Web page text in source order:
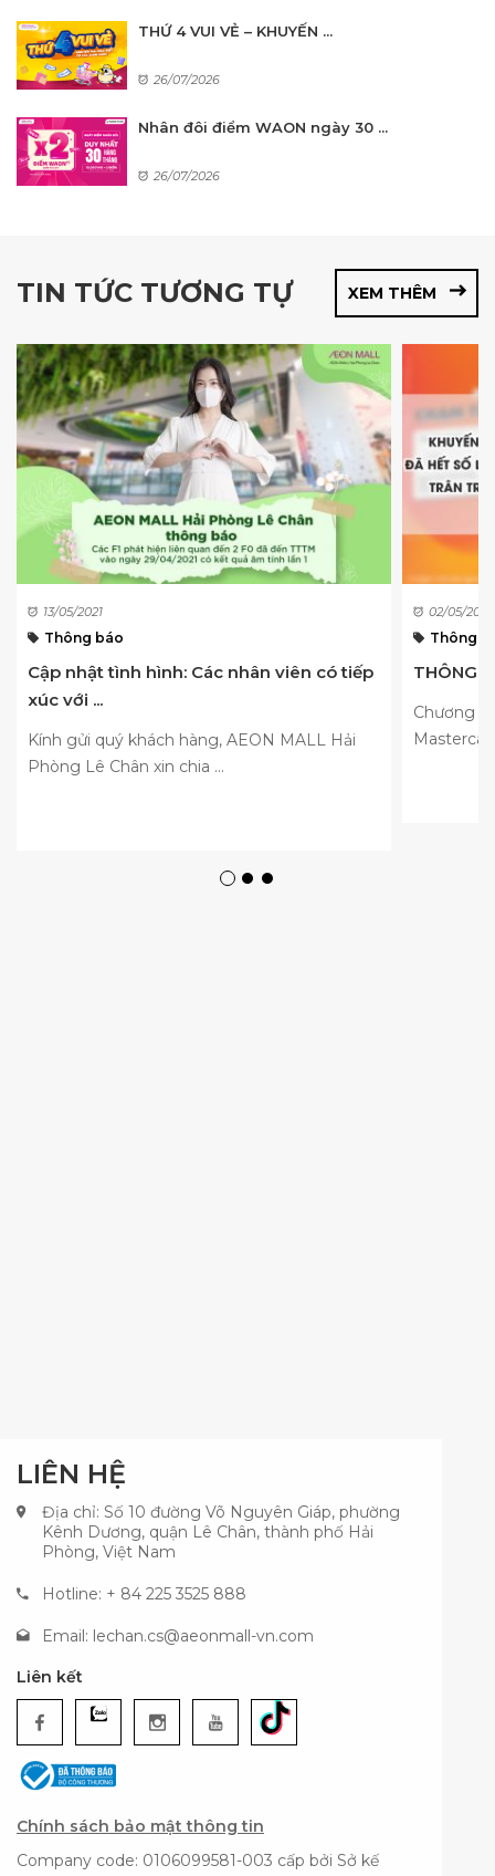
THỨ 4 VUI VẺ – KHUYẾN ...
26/07/2026
Nhân đôi điểm WAON ngày 30 ...
26/07/2026
TIN TỨC TƯƠNG TỰ XEM THÊM
13/05/2021
Thông báo
Cập nhật tình hình: Các nhân viên có tiếp
xúc với ...
Kính gửi quý khách hàng, AEON MALL Hải
Phòng Lê Chân xin chia ...
02/05/2022
Thông
THÔNG
Chương
LIÊN HỆ
Địa chỉ: Số 10 đường Võ Nguyên Giáp, phường
Kênh Dương, quận Lê Chân, thành phố Hải
Phòng, Việt Nam
Hotline: + 84 225 3525 888
Email: lechan.cs@aeonmall-vn.com
Liên kết
Chính sách bảo mật thông tin
Company code: 0106099581-003 cấp bởi Sở kế